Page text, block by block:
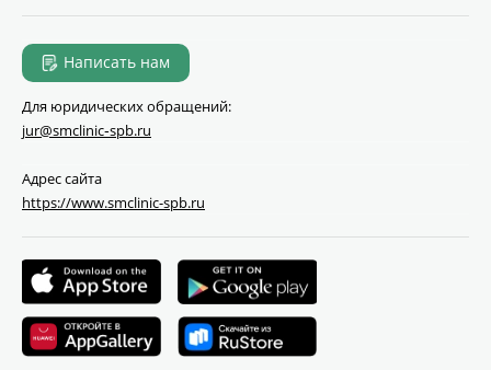
Написать нам
Для юридических обращений:
jur@smclinic‑spb.ru
Адрес сайта
https://www.smclinic-spb.ru